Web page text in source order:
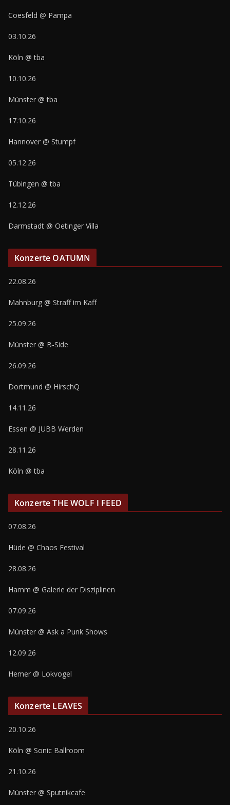
Coesfeld @ Pampa
03.10.26
Köln @ tba
10.10.26
Münster @ tba
17.10.26
Hannover @ Stumpf
05.12.26
Tübingen @ tba
12.12.26
Darmstadt @ Oetinger Villa
Konzerte OATUMN
22.08.26
Mahnburg @ Straff im Kaff
25.09.26
Münster @ B-Side
26.09.26
Dortmund @ HirschQ
14.11.26
Essen @ JUBB Werden
28.11.26
Köln @ tba
Konzerte THE WOLF I FEED
07.08.26
Hüde @ Chaos Festival
28.08.26
Hamm @ Galerie der Disziplinen
07.09.26
Münster @ Ask a Punk Shows
12.09.26
Hemer @ Lokvogel
Konzerte LEAVES
20.10.26
Köln @ Sonic Ballroom
21.10.26
Münster @ Sputnikcafe